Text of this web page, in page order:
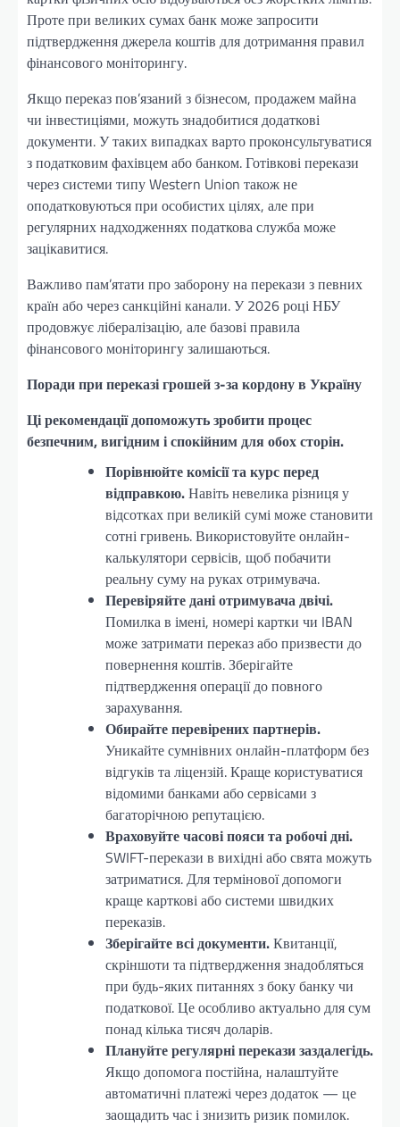
Проте при великих сумах банк може запросити
підтвердження джерела коштів для дотримання правил
фінансового моніторингу.
Якщо переказ пов’язаний з бізнесом, продажем майна
чи інвестиціями, можуть знадобитися додаткові
документи. У таких випадках варто проконсультуватися
з податковим фахівцем або банком. Готівкові перекази
через системи типу Western Union також не
оподатковуються при особистих цілях, але при
регулярних надходженнях податкова служба може
зацікавитися.
Важливо пам’ятати про заборону на перекази з певних
країн або через санкційні канали. У 2026 році НБУ
продовжує лібералізацію, але базові правила
фінансового моніторингу залишаються.
Поради при переказі грошей з-за кордону в Україну
Ці рекомендації допоможуть зробити процес
безпечним, вигідним і спокійним для обох сторін.
Порівнюйте комісії та курс перед
відправкою.Навіть невелика різниця у
відсотках при великій сумі може становити
сотні гривень. Використовуйте онлайн-
калькулятори сервісів, щоб побачити
реальну суму на руках отримувача.
Перевіряйте дані отримувача двічі.
Помилка в імені, номері картки чи IBAN
може затримати переказ або призвести до
повернення коштів. Зберігайте
підтвердження операції до повного
зарахування.
Обирайте перевірених партнерів.
Уникайте сумнівних онлайн-платформ без
відгуків та ліцензій. Краще користуватися
відомими банками або сервісами з
багаторічною репутацією.
Враховуйте часові пояси та робочі дні.
SWIFT-перекази в вихідні або свята можуть
затриматися. Для термінової допомоги
краще карткові або системи швидких
переказів.
Зберігайте всі документи.Квитанції,
скріншоти та підтвердження знадобляться
при будь-яких питаннях з боку банку чи
податкової. Це особливо актуально для сум
понад кілька тисяч доларів.
Плануйте регулярні перекази заздалегідь.
Якщо допомога постійна, налаштуйте
автоматичні платежі через додаток — це
заощадить час і знизить ризик помилок.